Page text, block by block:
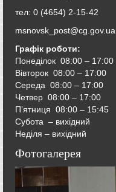
тел: 0 (4654) 2-15-42
msnovsk_post@cg.gov.ua
Графік роботи:
Понеділок 08:00 – 17:00
Вівторок 08:00 – 17:00
Середа 08:00 – 17:00
Четвер 08:00 – 17:00
П’ятниця 08:00 – 15:45
Субота – вихідний
Неділя – вихідний
Фотогалерея